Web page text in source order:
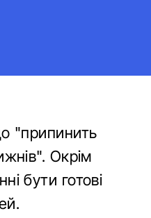
"припинить
Окрім
бути готові